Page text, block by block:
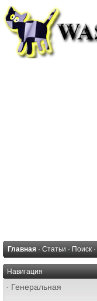
Главная · Статьи · Поиск ·
Навигация
· Генеральная